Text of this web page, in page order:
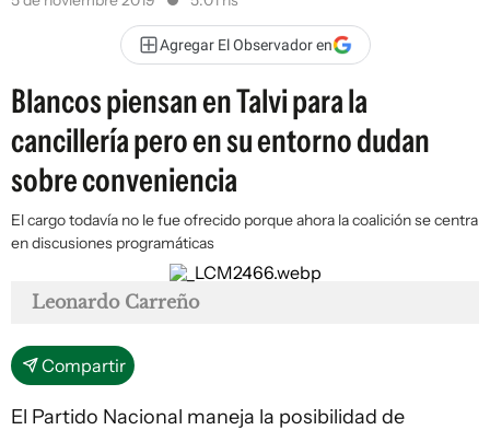
Agregar El Observador en
Blancos piensan en Talvi para la
cancillería pero en su entorno dudan
sobre conveniencia
El cargo todavía no le fue ofrecido porque ahora la coalición se centra
en discusiones programáticas
Leonardo Carreño
Compartir
El Partido Nacional maneja la posibilidad de